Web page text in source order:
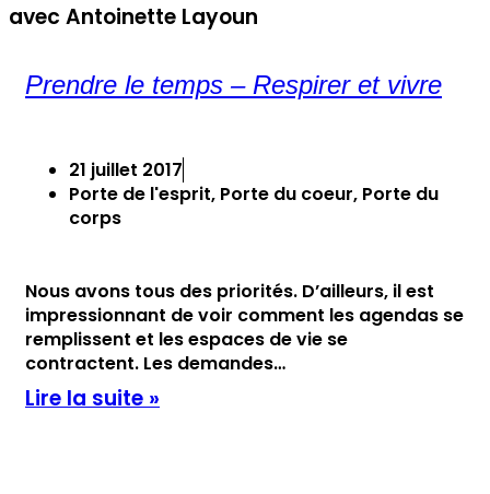
avec Antoinette Layoun
Prendre le temps – Respirer et vivre
21 juillet 2017
Porte de l'esprit, Porte du coeur, Porte du
corps
Nous avons tous des priorités. D’ailleurs, il est
impressionnant de voir comment les agendas se
remplissent et les espaces de vie se
contractent. Les demandes…
Lire la suite »